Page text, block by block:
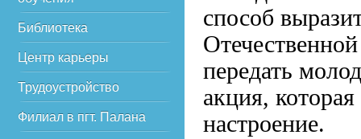
Библиотека
Центр карьеры
Трудоустройство
Филиал в пгт. Палана
способ
передать
акция,
настроение.